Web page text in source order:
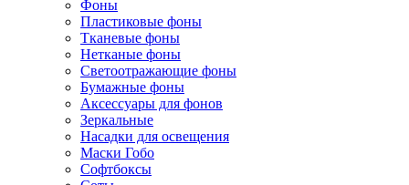
Фоны
Пластиковые фоны
Тканевые фоны
Нетканые фоны
Светоотражающие фоны
Бумажные фоны
Аксессуары для фонов
Зеркальные
Насадки для освещения
Маски Гобо
Софтбоксы